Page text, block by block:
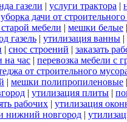
газели | услуги трактора |
уборка дачи от
мебели | мешки белые
газель | утилизация ванны |
| снос строений | заказать
на час | перевозка мебели с
от строительного
| мешки полипропиленовые
| утилизация плиты |
рабочих | утилизация
нижний новгород |